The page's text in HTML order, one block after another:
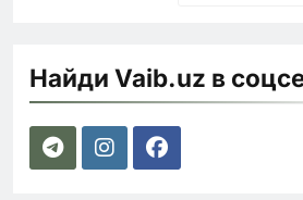
Найди Vaib.uz в